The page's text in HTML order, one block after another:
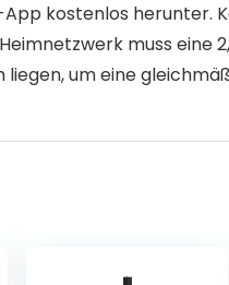
App kostenlos
muss
um eine